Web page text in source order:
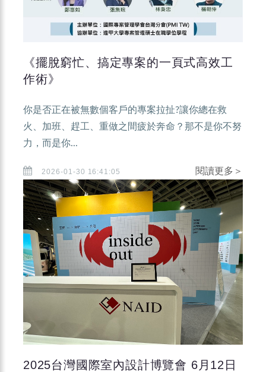
《擺脫窮忙、搞定專案的一頁式高效工
作術》
你是否正在被無數個客戶的專案拉扯?讓你總在救
火、加班、趕工、重做之間疲於奔命？那不是你不努
力，而是你...
2026-01-30 16:41:05 閱讀更多＞
2025台灣國際室內設計博覽會 6月12日